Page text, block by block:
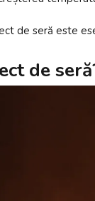
de seră este
de